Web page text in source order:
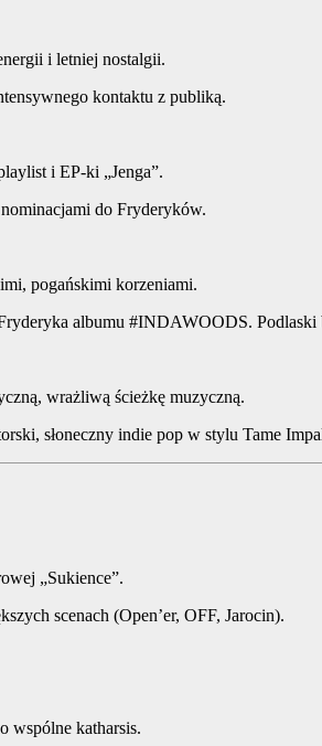
i letniej nostalgii.
kontaktu z publiką.
i EP-ki „Jenga”.
do Fryderyków.
pogańskimi korzeniami.
albumu #INDAWOODS. Podlaski
wrażliwą ścieżkę muzyczną.
słoneczny indie pop w stylu Tame
„Sukience”.
scenach (Open’er, OFF, Jarocin).
wspólne katharsis.